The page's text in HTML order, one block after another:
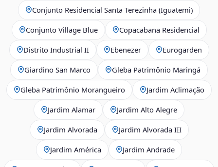
Conjunto Residencial Santa Terezinha (Iguatemi)
Conjunto Village Blue Copacabana Residencial
Distrito Industrial II Ebenezer Eurogarden
Giardino San Marco Gleba Patrimônio Maringá
Gleba Patrimônio Morangueiro Jardim Aclimação
Jardim Alamar Jardim Alto Alegre
Jardim Alvorada Jardim Alvorada III
Jardim América Jardim Andrade